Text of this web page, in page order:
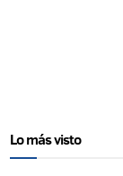
Lo más visto